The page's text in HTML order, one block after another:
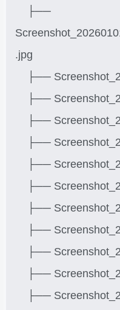
├──
.jpg
├──
├──
├──
├──
├──
├──
├──
├──
├──
├──
├──